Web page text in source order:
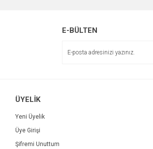
E-BÜLTEN
ÜYELİK
Yeni Üyelik
Üye Girişi
Şifremi Unuttum